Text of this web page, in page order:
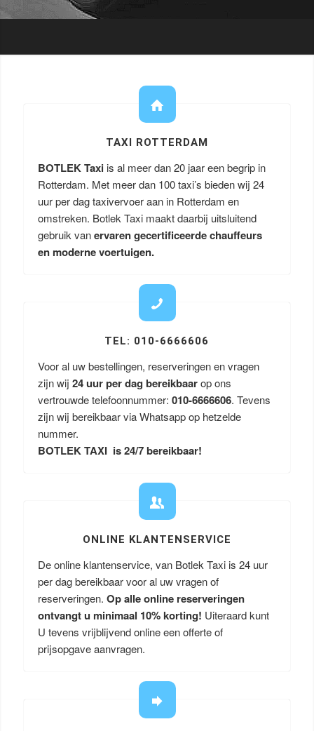
TAXI ROTTERDAM
BOTLEK Taxi is al meer dan 20 jaar een begrip in
Rotterdam. Met meer dan 100 taxi’s bieden wij 24
uur per dag taxivervoer aan in Rotterdam en
omstreken. Botlek Taxi maakt daarbij uitsluitend
gebruik vanervaren gecertificeerde chauffeurs
en moderne voertuigen.
TEL: 010-6666606
Voor al uw bestellingen, reserveringen en vragen
zijn wij 24 uur per dag bereikbaarop ons
vertrouwde telefoonnummer: 010-6666606. Tevens
zijn wij bereikbaar via Whatsapp op hetzelde
nummer.
BOTLEK TAXI is 24/7 bereikbaar!
ONLINE KLANTENSERVICE
De online klantenservice, van Botlek Taxi is 24 uur
per dag bereikbaar voor al uw vragen of
reserveringen. Op alle online reserveringen
ontvangt u minimaal 10% korting! Uiteraard kunt
U tevens vrijblijvend online een offerte of
prijsopgave aanvragen.